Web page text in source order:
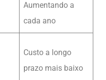
Aumentando a
cada ano
Custo a longo
prazo mais baixo